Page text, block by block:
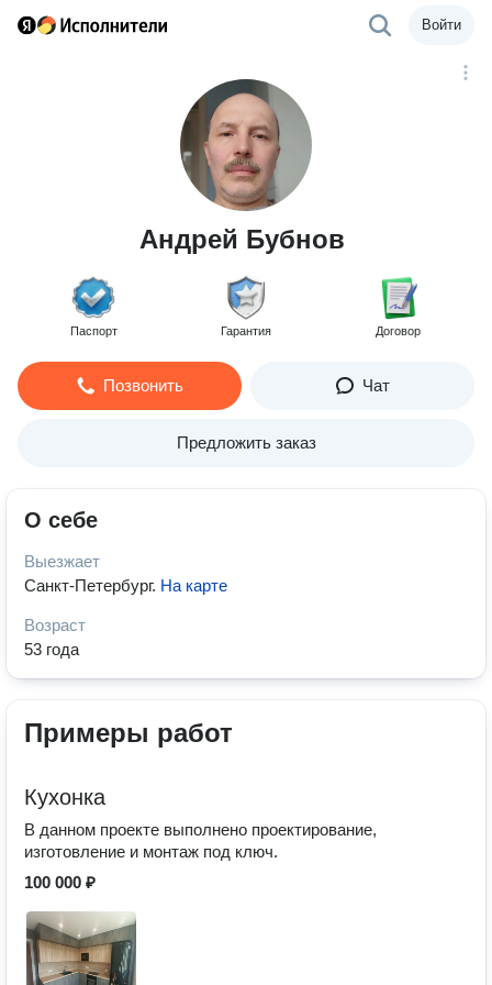
Войти
Андрей Бубнов
Паспорт Гарантия Договор
Позвонить Чат
Предложить заказ
О себе
Выезжает
Санкт-Петербург. На карте
Возраст
53 года
Примеры работ
Кухонка
В данном проекте выполнено проектирование,
изготовление и монтаж под ключ.
100 000 ₽